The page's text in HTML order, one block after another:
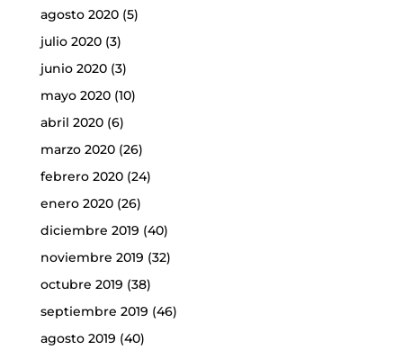
agosto 2020(5)
julio 2020(3)
junio 2020(3)
mayo 2020(10)
abril 2020(6)
marzo 2020(26)
febrero 2020(24)
enero 2020(26)
diciembre 2019 (40)
noviembre 2019 (32)
octubre 2019 (38)
septiembre 2019 (46)
agosto 2019 (40)